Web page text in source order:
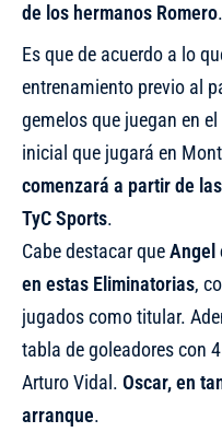
de los hermanos Romero.
Es que de acuerdo a lo
entrenamiento previo al
gemelos que juegan en
inicial que jugará en
comenzará a partir de
TyC Sports.
Cabe destacar queAngel
en estas Eliminatorias,
jugados como titular.
tabla de goleadores con
Arturo Vidal. Oscar, en
arranque.